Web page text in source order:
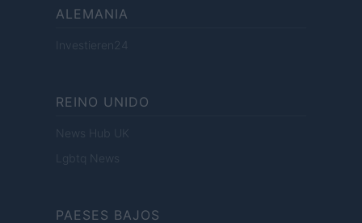
ALEMANIA
Investieren24
REINO UNIDO
News Hub UK
Lgbtq News
PAESES BAJOS